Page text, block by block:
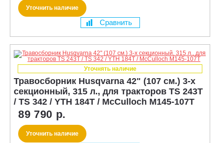
Уточнить наличие
Сравнить
Уточнять наличие
Травосборник Husqvarna 42" (107 см.) 3-х
секционный, 315 л., для тракторов TS 243T
/ TS 342 / YTH 184T / McCulloch M145-107T
89 790 р.
Уточнить наличие